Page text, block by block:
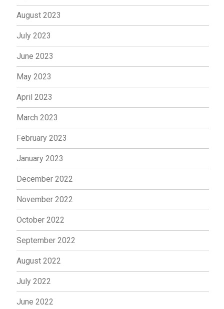
August 2023
July 2023
June 2023
May 2023
April 2023
March 2023
February 2023
January 2023
December 2022
November 2022
October 2022
September 2022
August 2022
July 2022
June 2022